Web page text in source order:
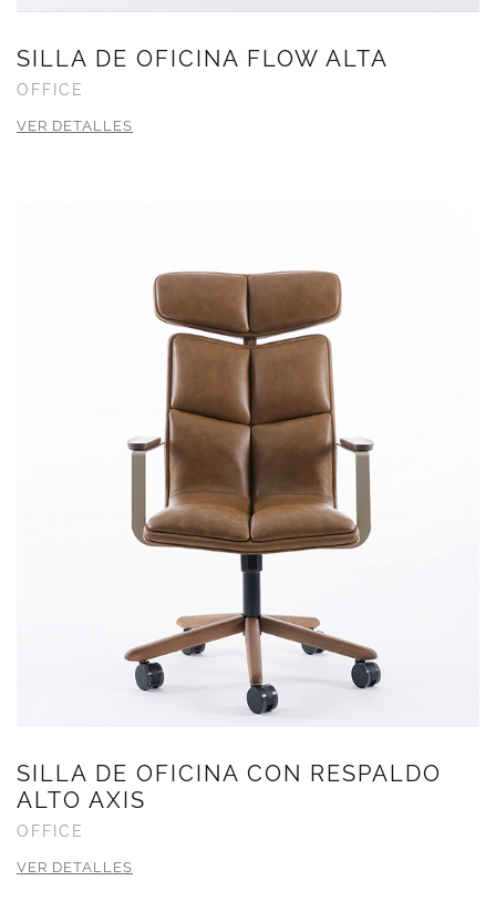
SILLA DE OFICINA FLOW ALTA
OFFICE
VER DETALLES
SILLA DE OFICINA CON RESPALDO
ALTO AXIS
OFFICE
VER DETALLES